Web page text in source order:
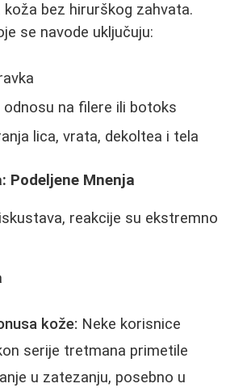
bez hirurškog zahvata.
se navode uključuju:
odnosu na filere ili botoks
lica, vrata, dekoltea i tela
Podeljene Mnenja
reakcije su ekstremno
kože: Neke korisnice
serije tretmana primetile
u zatezanju, posebno u